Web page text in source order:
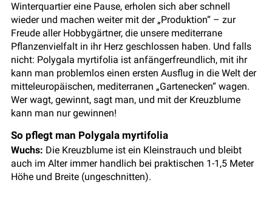
Winterquartier eine Pause, erholen sich aber schnell
wieder und machen weiter mit der „Produktion“ – zur
Freude aller Hobbygärtner, die unsere mediterrane
Pflanzenvielfalt in ihr Herz geschlossen haben. Und falls
nicht: Polygala myrtifolia ist anfängerfreundlich, mit ihr
kann man problemlos einen ersten Ausflug in die Welt der
mitteleuropäischen, mediterranen „Gartenecken“ wagen.
Wer wagt, gewinnt, sagt man, und mit der Kreuzblume
kann man nur gewinnen!
So pflegt man Polygala myrtifolia
Wuchs: Die Kreuzblume ist ein Kleinstrauch und bleibt
auch im Alter immer handlich bei praktischen 1-1,5 Meter
Höhe und Breite (ungeschnitten).